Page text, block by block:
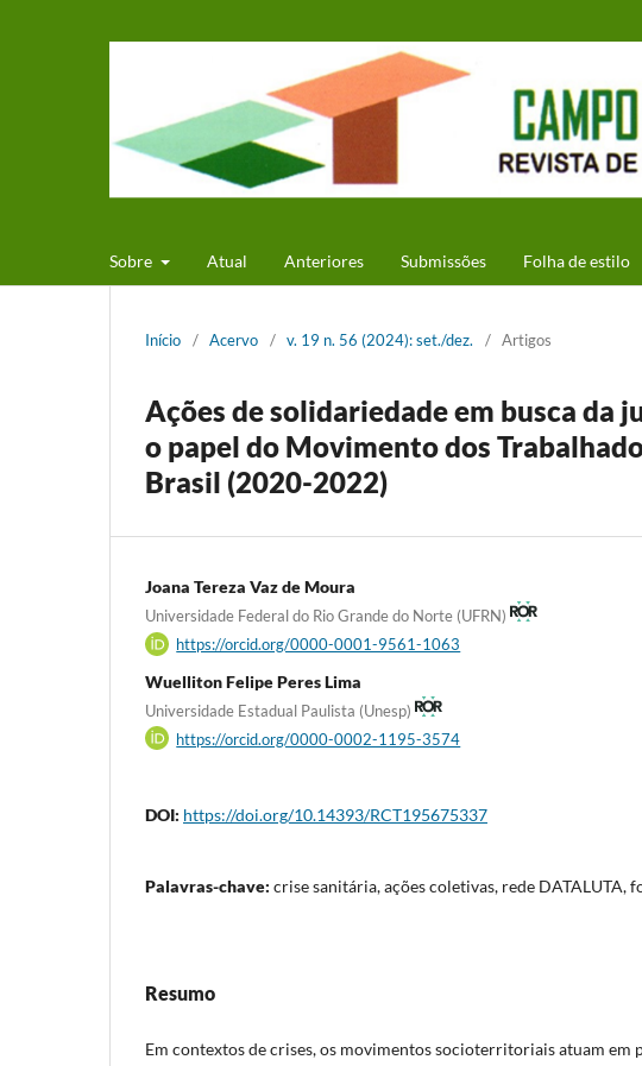
Sobre Atual Anteriores Submissões Folha de estilo
Início / Acervo / v. 19 n. 56 (2024): set./dez. / Artigos
Ações de solidariedade em busca da
o papel do Movimento dos
Brasil (2020-2022)
Joana Tereza Vaz de Moura
Universidade Federal do Rio Grande do Norte (UFRN)
https://orcid.org/0000-0001-9561-1063
Wuelliton Felipe Peres Lima
Universidade Estadual Paulista (Unesp)
https://orcid.org/0000-0002-1195-3574
DOI: https://doi.org/10.14393/RCT195675337
Palavras-chave: crise sanitária, ações coletivas, rede DATALUTA,
Resumo
Em contextos de crises, os movimentos socioterritoriais atuam em